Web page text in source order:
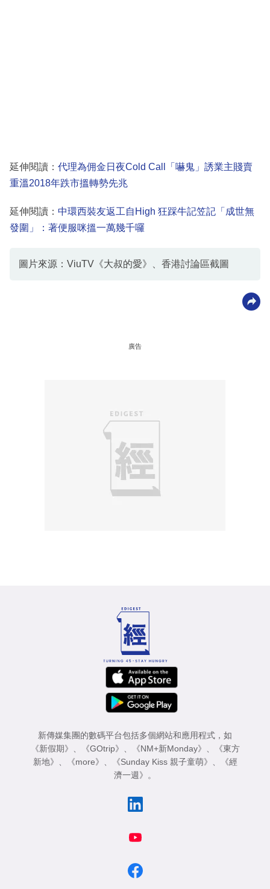
延伸閱讀： 代理為佣金日夜Cold Call「嚇鬼」誘業主賤賣
重溫2018年跌市搵轉勢先兆
延伸閱讀： 中環西裝友返工自High 狂踩牛記笠記「成世無
發圍」：著便服咪搵一萬幾千囉
圖片來源：ViuTV《大叔的愛》、香港討論區截圖
廣告
新傳媒集團的數碼平台包括多個網站和應用程式，如
《新假期》 、 《GOtrip》 、 《NM+新Monday》 、
《東方
新地》 、 《more》 、 《Sunday Kiss 親子童萌》 、
《經
濟一週》 。